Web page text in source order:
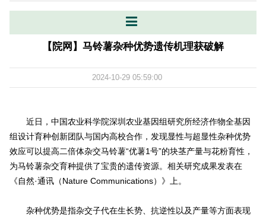
【院网】马铃薯杂种优势遗传机理获破解
2024-10-29 05:59:00
近日，中国农业科学院深圳农业基因组研究所经济作物全基因
组设计育种创新团队与国内高校合作，发现显性与超显性杂种优势
效应可以提高二倍体杂交马铃薯“优薯1号”的块茎产量与花粉育性，
为马铃薯杂交育种提供了宝贵的遗传资源。相关研究成果发表在
《自然·通讯（Nature Communications）》上。
杂种优势是指杂交子代在生长势、抗逆性以及产量等方面表现